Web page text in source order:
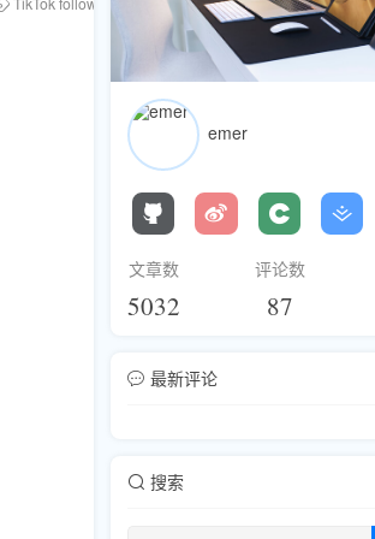
emer
文章数
5032
评论数
87
最新评论
搜索